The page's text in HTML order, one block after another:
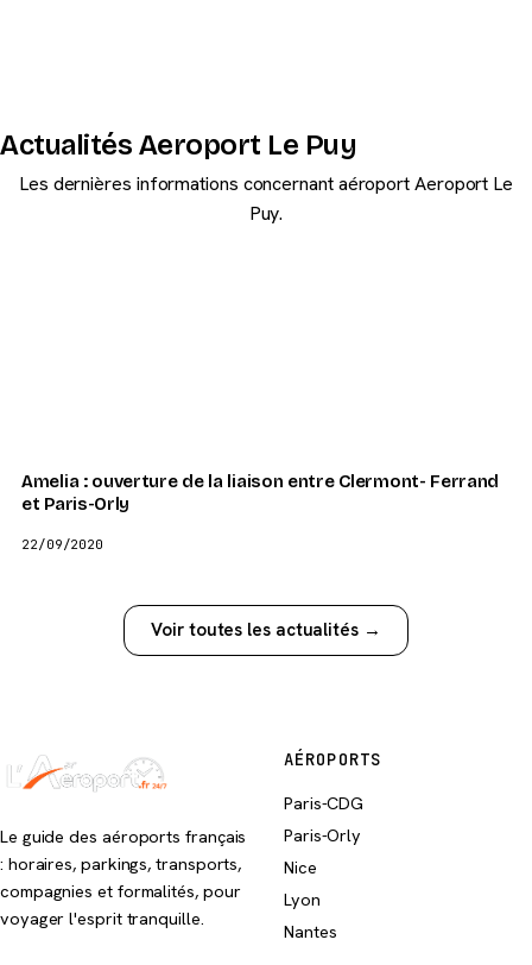
Actualités Aeroport Le Puy
Les dernières informations concernant aéroport Aeroport Le
Puy.
Amelia : ouverture de la liaison entre Clermont- Ferrand
et Paris-Orly
22/09/2020
Voir toutes les actualités →
Le guide des aéroports français
: horaires, parkings, transports,
compagnies et formalités, pour
voyager l'esprit tranquille.
AÉROPORTS
Paris-CDG
Paris-Orly
Nice
Lyon
Nantes